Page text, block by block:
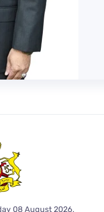
08 August 2026,